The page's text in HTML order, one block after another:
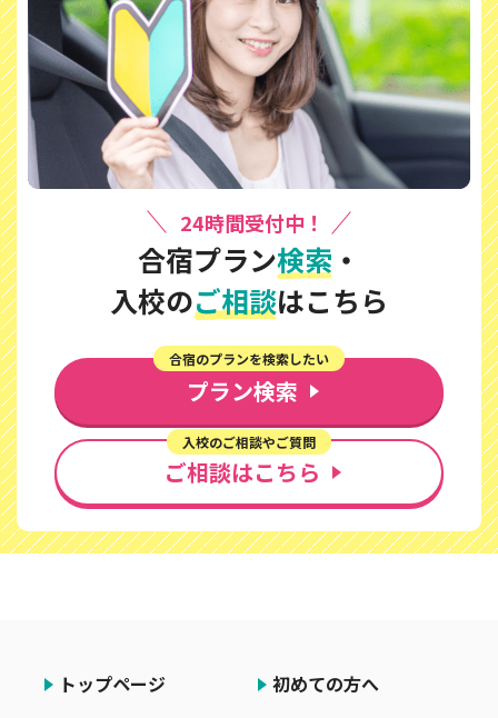
24時間受付中！
合宿プラン検索 ・
入校のご相談はこちら
プラン検索
合宿のプランを検索したい
ご相談はこちら
入校のご相談やご質問
トップページ 初めての方へ